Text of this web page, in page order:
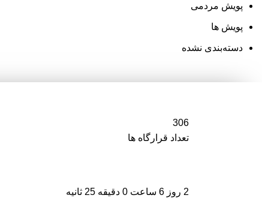
پویش مردمی
پویش ها
دسته‌بندی نشده
306
تعداد قرارگاه ها
2 روز 6 ساعت 0 دقیقه 24 ثانیه